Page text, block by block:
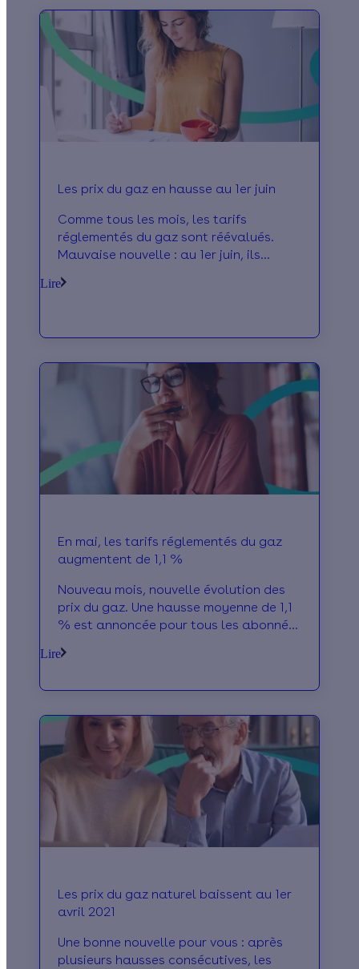
Les prix du gaz en hausse au 1er juin
Comme tous les mois, les tarifs
réglementés du gaz sont réévalués.
Mauvaise nouvelle : au 1er juin, ils
explique cette nouvelle hausse ? Nous
Lire
En mai, les tarifs réglementés du gaz
augmentent de 1,1 %
Nouveau mois, nouvelle évolution des
prix du gaz. Une hausse moyenne de 1,1
% est annoncée pour tous les abonnés
raisons de cette évolution.
Lire
Les prix du gaz naturel baissent au 1er
avril 2021
Une bonne nouvelle pour vous : après
plusieurs hausses consécutives, les